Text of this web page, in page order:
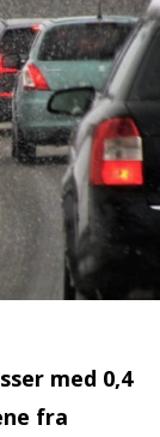
med 0,4
fra